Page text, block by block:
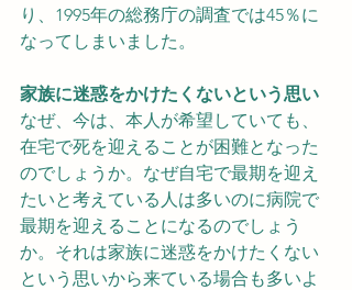
り、1995年の総務庁の調査では45％に
なってしまいました。
家族に迷惑をかけたくないという思い
なぜ、今は、本人が希望していても、
在宅で死を迎えることが困難となった
のでしょうか。なぜ自宅で最期を迎え
たいと考えている人は多いのに病院で
最期を迎えることになるのでしょう
か。それは家族に迷惑をかけたくない
という思いから来ている場合も多いよ